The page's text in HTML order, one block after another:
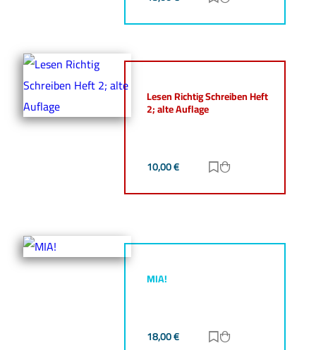
Lesen Richtig Schreiben Heft
2; alte Auflage
10,00€ Zur Merkliste
MIA!
18,00€ Zur Merkliste